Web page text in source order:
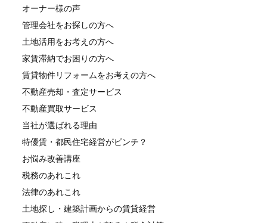
オーナー様の声
管理会社をお探しの方へ
土地活用をお考えの方へ
家賃滞納でお困りの方へ
賃貸物件リフォームをお考えの方へ
不動産売却・査定サービス
不動産買取サービス
当社が選ばれる理由
特優賃・都民住宅経営がピンチ？
お悩み改善講座
税務のあれこれ
法律のあれこれ
土地探し・建築計画からの賃貸経営